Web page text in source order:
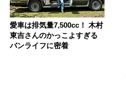
愛車は排気量7,500cc！ 木村
東吉さんのかっこよすぎる
バンライフに密着